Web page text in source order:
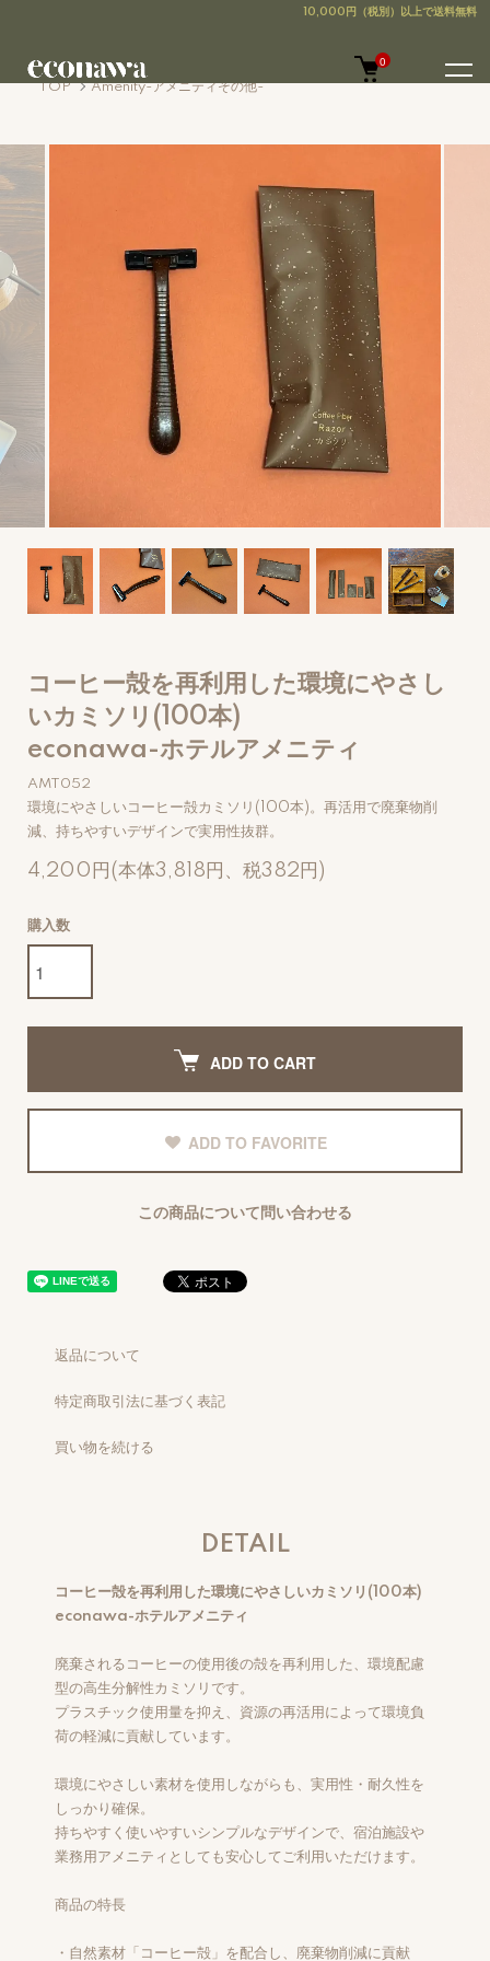
0
TOP Amenity-アメニティその他-
コーヒー殻を再利用した環境にやさし
いカミソリ(100本)
econawa-ホテルアメニティ
AMT052
環境にやさしいコーヒー殻カミソリ(100本)。再活用で廃棄物削
減、持ちやすいデザインで実用性抜群。
4,200円(本体3,818円、税382円)
購入数
ADD TO CART
ADD TO FAVORITE
この商品について問い合わせる
返品について
特定商取引法に基づく表記
買い物を続ける
DETAIL
コーヒー殻を再利用した環境にやさしいカミソリ(100本)
econawa-ホテルアメニティ
廃棄されるコーヒーの使用後の殻を再利用した、環境配慮
型の高生分解性カミソリです。
プラスチック使用量を抑え、資源の再活用によって環境負
荷の軽減に貢献しています。
環境にやさしい素材を使用しながらも、実用性・耐久性を
しっかり確保。
持ちやすく使いやすいシンプルなデザインで、宿泊施設や
業務用アメニティとしても安心してご利用いただけます。
商品の特長
・自然素材「コーヒー殻」を配合し、廃棄物削減に貢献